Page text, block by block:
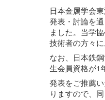
日本金属学会
発表・討論を
ました。当学
技術者の方々
なお、日本鉄
生会員資格が1
発表をご推薦
りますので、